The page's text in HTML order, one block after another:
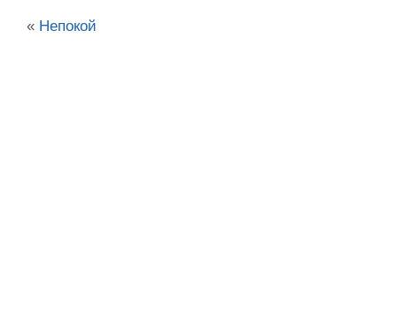
« Непокой